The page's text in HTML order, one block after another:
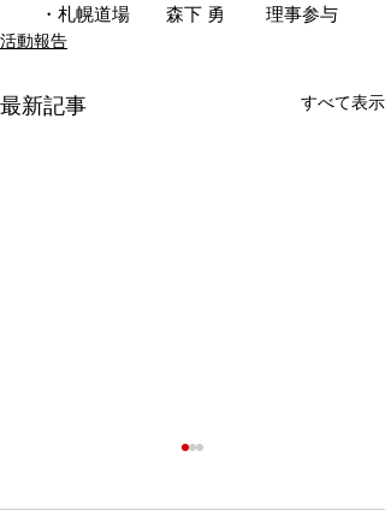
・札幌道場　　森下 勇 　　理事参与
活動報告
最新記事 すべて表示